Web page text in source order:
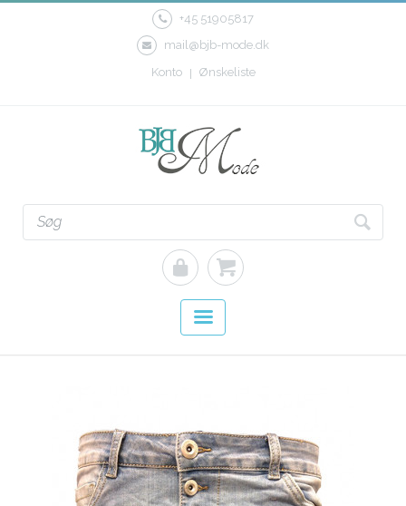
+45 51905817
mail@bjb-mode.dk
Konto
Ønskeliste